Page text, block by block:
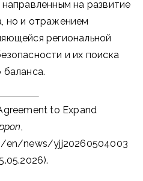
на развитие
но и отражением
региональной
и их поиска
баланса.
to Expand
,
en/news/yjj20260504003